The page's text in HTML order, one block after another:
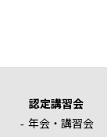
認定講習会
年会・講習会